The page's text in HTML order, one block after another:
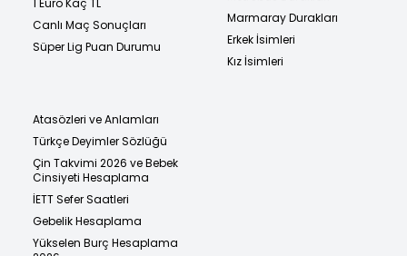
Canlı Maç Sonuçları
Süper Lig Puan Durumu
Marmaray Durakları
Erkek İsimleri
Kız İsimleri
Atasözleri ve Anlamları
Türkçe Deyimler Sözlüğü
Çin Takvimi 2026 ve Bebek
Cinsiyeti Hesaplama
İETT Sefer Saatleri
Gebelik Hesaplama
Yükselen Burç Hesaplama